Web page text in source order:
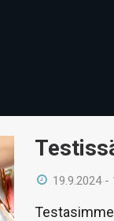
19.9.2024 -